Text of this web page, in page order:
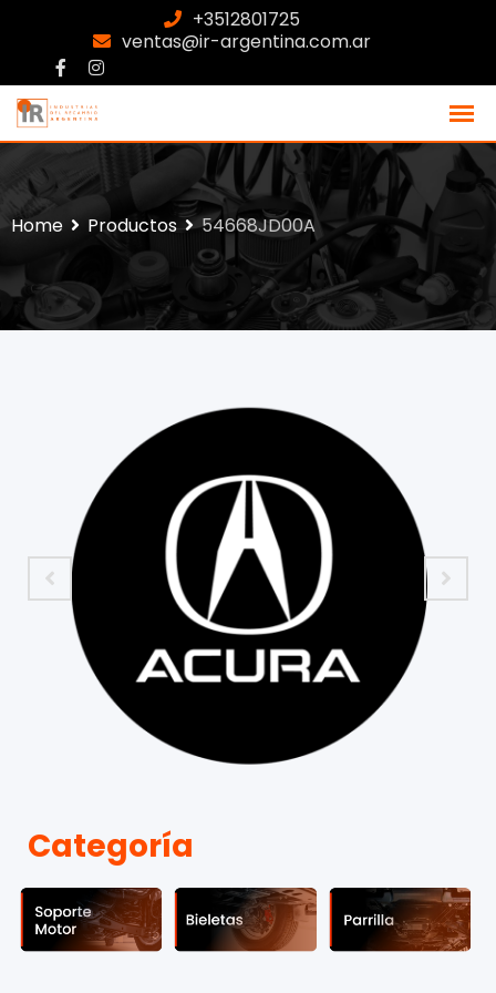
+3512801725
ventas@ir-argentina.com.ar
Home Productos 54668JD00A
Categoría